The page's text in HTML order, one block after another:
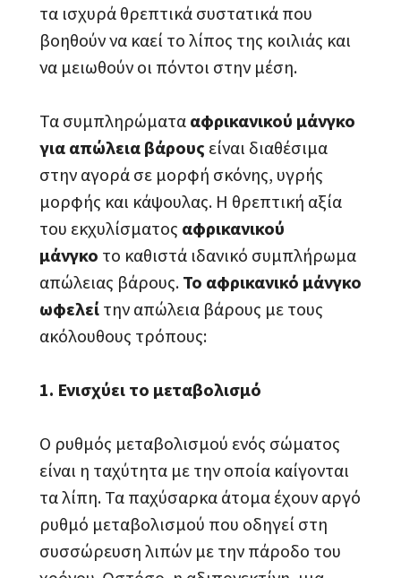
τα ισχυρά θρεπτικά συστατικά που
βοηθούν να καεί το λίπος της κοιλιάς και
να μειωθούν οι πόντοι στην μέση.
Τα συμπληρώματα αφρικανικού μάνγκο
για απώλεια βάρους είναι διαθέσιμα
στην αγορά σε μορφή σκόνης, υγρής
μορφής και κάψουλας. Η θρεπτική αξία
του εκχυλίσματος αφρικανικού
μάνγκο το καθιστά ιδανικό συμπλήρωμα
απώλειας βάρους. Το αφρικανικό μάνγκο
ωφελεί την απώλεια βάρους με τους
ακόλουθους τρόπους:
1. Ενισχύει το μεταβολισμό
Ο ρυθμός μεταβολισμού ενός σώματος
είναι η ταχύτητα με την οποία καίγονται
τα λίπη. Τα παχύσαρκα άτομα έχουν αργό
ρυθμό μεταβολισμού που οδηγεί στη
συσσώρευση λιπών με την πάροδο του